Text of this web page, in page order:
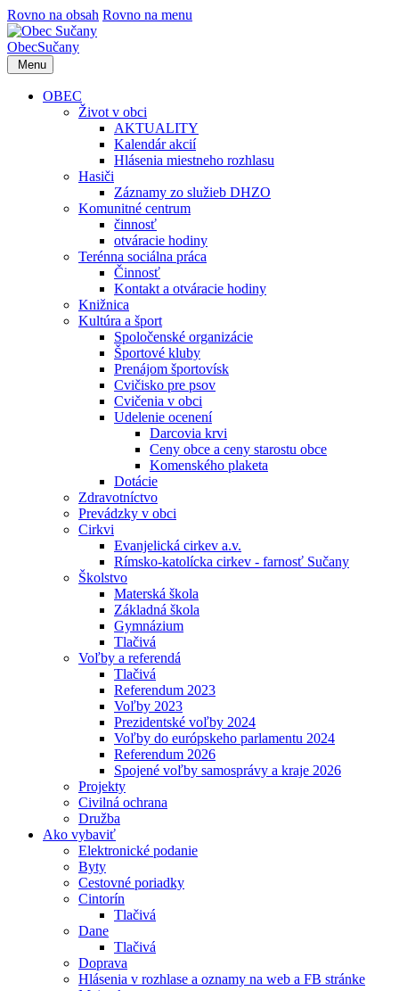
Rovno na obsah Rovno na menu
ObecSučany
Menu
OBEC
Život v obci
AKTUALITY
Kalendár akcií
Hlásenia miestneho rozhlasu
Hasiči
Záznamy zo služieb DHZO
Komunitné centrum
činnosť
otváracie hodiny
Terénna sociálna práca
Činnosť
Kontakt a otváracie hodiny
Knižnica
Kultúra a šport
Spoločenské organizácie
Športové kluby
Prenájom športovísk
Cvičisko pre psov
Cvičenia v obci
Udelenie ocenení
Darcovia krvi
Ceny obce a ceny starostu obce
Komenského plaketa
Dotácie
Zdravotníctvo
Prevádzky v obci
Cirkvi
Evanjelická cirkev a.v.
Rímsko-katolícka cirkev - farnosť Sučany
Školstvo
Materská škola
Základná škola
Gymnázium
Tlačivá
Voľby a referendá
Tlačivá
Referendum 2023
Voľby 2023
Prezidentské voľby 2024
Voľby do európskeho parlamentu 2024
Referendum 2026
Spojené voľby samosprávy a kraje 2026
Projekty
Civilná ochrana
Družba
Ako vybaviť
Elektronické podanie
Byty
Cestovné poriadky
Cintorín
Tlačivá
Dane
Tlačivá
Doprava
Hlásenia v rozhlase a oznamy na web a FB stránke